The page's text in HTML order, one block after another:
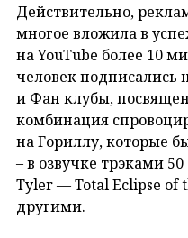
Действительно,
многое вложила в
на YouTube более 10
человек подписались
и Фан клубы,
комбинация
на Гориллу, которые
– в озвучке трэками
Tyler — Total Eclipse
другими.